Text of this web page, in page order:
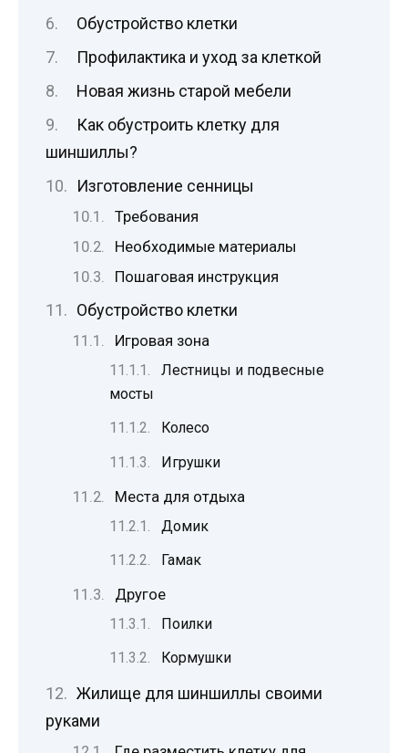
Обустройство клетки
Профилактика и уход за клеткой
Новая жизнь старой мебели
Как обустроить клетку для
шиншиллы?
Изготовление сенницы
Требования
Необходимые материалы
Пошаговая инструкция
Обустройство клетки
Игровая зона
Лестницы и подвесные
мосты
Колесо
Игрушки
Места для отдыха
Домик
Гамак
Другое
Поилки
Кормушки
Жилище для шиншиллы своими
руками